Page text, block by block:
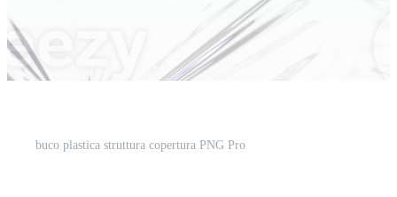
buco plastica struttura copertura PNG Pro